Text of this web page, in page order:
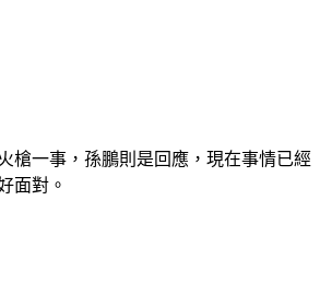
槍一事，孫鵬則是回應，現在事情已經
面對。